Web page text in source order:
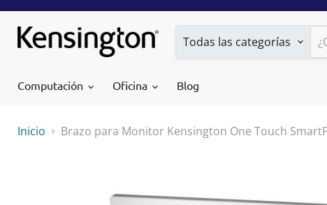
Todas las categorías
Computación Oficina Blog
Inicio Brazo para Monitor Kensington One Touch